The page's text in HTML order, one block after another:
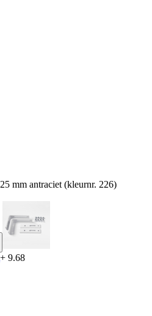
mm antraciet (kleurnr. 226)
+ 9.68